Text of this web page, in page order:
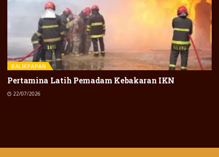
BALIKPAPAN
Pertamina Latih Pemadam Kebakaran IKN
22/07/2026